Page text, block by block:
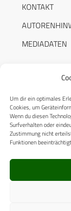
Um dir ein optimales
Cookies, um
Wenn du diesen
Surfverhalten oder
Zustimmung nicht
Funktionen
KONTAKT
MEDIADATEN
Cookie-